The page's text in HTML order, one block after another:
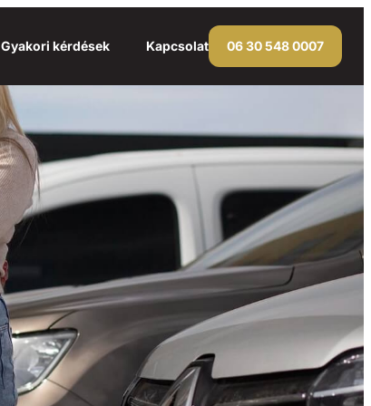
Gyakori kérdések Kapcsolat 06 30 548 0007